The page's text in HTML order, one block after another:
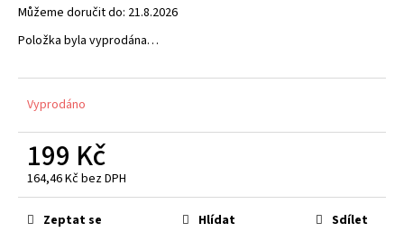
Můžeme doručit do: 21.8.2026
Položka byla vyprodána…
Vyprodáno
199 Kč
164,46 Kč bez DPH
Měrná
cena:Zeptat se Hlídat Sdílet
p
o
r
u
j
m